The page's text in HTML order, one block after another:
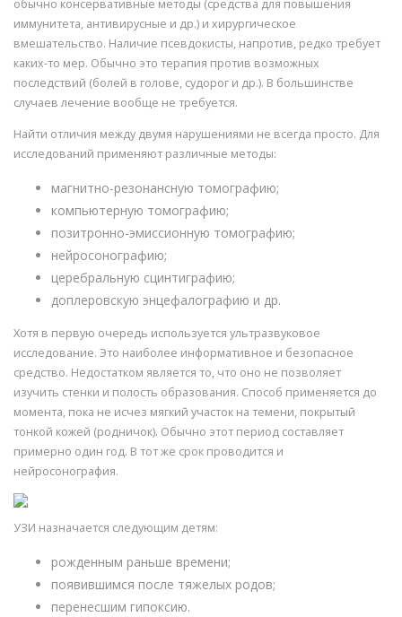
обычно консервативные методы (средства для повышения
иммунитета, антивирусные и др.) и хирургическое
вмешательство. Наличие псевдокисты, напротив, редко требует
каких-то мер. Обычно это терапия против возможных
последствий (болей в голове, судорог и др.). В большинстве
случаев лечение вообще не требуется.
Найти отличия между двумя нарушениями не всегда просто. Для
исследований применяют различные методы:
магнитно-резонансную томографию;
компьютерную томографию;
позитронно-эмиссионную томографию;
нейросонографию;
церебральную сцинтиграфию;
доплеровскую энцефалографию и др.
Хотя в первую очередь используется ультразвуковое
исследование. Это наиболее информативное и безопасное
средство. Недостатком является то, что оно не позволяет
изучить стенки и полость образования. Способ применяется до
момента, пока не исчез мягкий участок на темени, покрытый
тонкой кожей (родничок). Обычно этот период составляет
примерно один год. В тот же срок проводится и
нейросонография.
УЗИ назначается следующим детям:
рожденным раньше времени;
появившимся после тяжелых родов;
перенесшим гипоксию.